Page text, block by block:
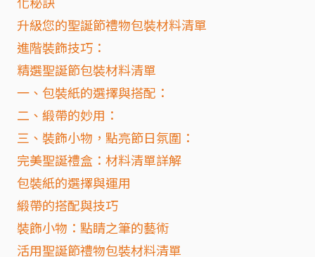
升級您的聖誕節禮物包裝材料清單
進階裝飾技巧：
精選聖誕節包裝材料清單
一、包裝紙的選擇與搭配：
二、緞帶的妙用：
三、裝飾小物，點亮節日氛圍：
完美聖誕禮盒：材料清單詳解
包裝紙的選擇與運用
緞帶的搭配與技巧
裝飾小物：點睛之筆的藝術
活用聖誕節禮物包裝材料清單